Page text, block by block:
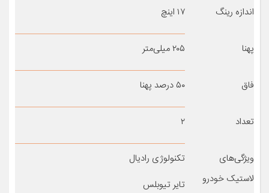
اندازه رینگ ۱۷ اینچ
پهنا ۲۰۵ میلی‌متر
فاق ۵۰ درصد پهنا
تعداد ۲
ویژگی‌های
لاستیک خودرو
تکنولوژی رادیال
تایر تیوبلس